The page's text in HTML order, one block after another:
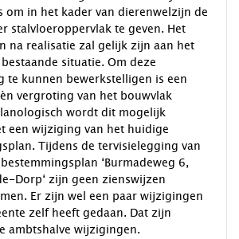
om in het kader van dierenwelzijn de
stalvloeroppervlak te geven. Het
na realisatie zal gelijk zijn aan het
situatie. Om deze
te kunnen bewerkstelligen is een
vergroting van het bouwvlak
wordt dit mogelijk
een wijziging van het huidige
Tijdens de tervisielegging van
‘Burmadeweg 6,
Dorp‘ zijn geen zienswijzen
Er zijn wel een paar wijzigingen
zelf heeft gedaan. Dat zijn
ambtshalve wijzigingen.